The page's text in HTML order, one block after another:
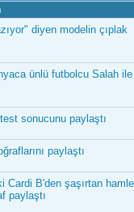
diyen modelin çıplak
ünlü futbolcu Salah ile
sonucunu paylaştı
paylaştı
Cardi B'den şaşırtan
paylaştı